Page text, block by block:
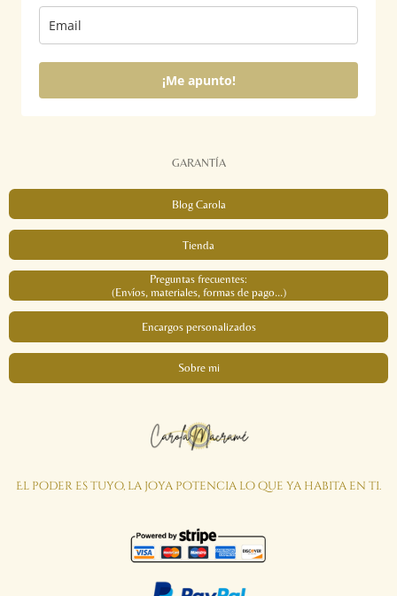
¡Me apunto!
GARANTÍA
Blog Carola
Tienda
Preguntas frecuentes:
(Envíos, materiales, formas de pago...)
Encargos personalizados
Sobre mi
El poder es tuyo, la joya potencia lo que ya habita en ti.